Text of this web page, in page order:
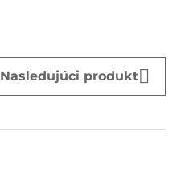
Nasledujúci produkt